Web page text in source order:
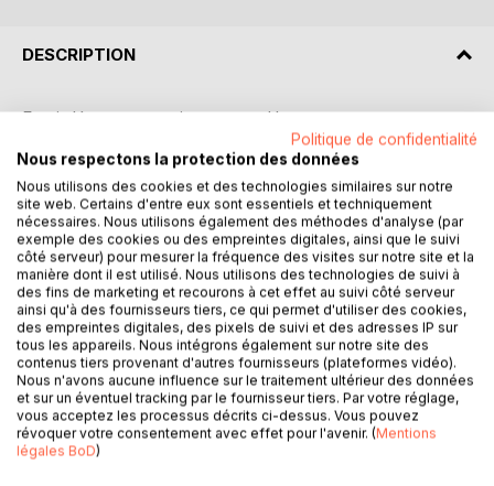
DESCRIPTION
Esprit-léger est tout jeune quand la guerre ravage son
village. Élevé par son grand-père, ils s'en vont tous deux
vivre dans la montagne. Mais le vieil homme est âgé et
Esprit-léger se retrouve rapidement seul au monde. Mais
est-on vraiment jamais seul au monde ?... Rempli par la
tristesse, mais aussi d'énergie et de curiosité, notre jeune
héros va vouloir rejoindre son grand-père, aller vers le ciel
au-dessus de la montagne pour retrouver l'âme du vieil
homme. S'il n'y parvient pas, il comprend cependant qu'il
peut rappeler cet être aimé près de lui, dans son cœur et
son âme. C'est là les prémices d'une grande aventure qui
le guidera à travers le monde et qui dessinera sa vie.
Proche de la nature, capable de comprendre et de parler
avec les animaux, Esprit-léger va rencontrer les hommes
et les bêtes, apprendre de tous, vouloir aider les êtres qui
croiseront sa vie et chercher à désamorcer la violence et la
Politique de confidentialité
Nous respectons la protection des données
Nous utilisons des cookies et des technologies similaires sur notre
site web. Certains d'entre eux sont essentiels et techniquement
nécessaires. Nous utilisons également des méthodes d'analyse (par
exemple des cookies ou des empreintes digitales, ainsi que le suivi
côté serveur) pour mesurer la fréquence des visites sur notre site et la
manière dont il est utilisé. Nous utilisons des technologies de suivi à
des fins de marketing et recourons à cet effet au suivi côté serveur
ainsi qu'à des fournisseurs tiers, ce qui permet d'utiliser des cookies,
des empreintes digitales, des pixels de suivi et des adresses IP sur
tous les appareils. Nous intégrons également sur notre site des
contenus tiers provenant d'autres fournisseurs (plateformes vidéo).
Nous n'avons aucune influence sur le traitement ultérieur des données
et sur un éventuel tracking par le fournisseur tiers. Par votre réglage,
vous acceptez les processus décrits ci-dessus. Vous pouvez
révoquer votre consentement avec effet pour l'avenir. (Mentions
légales BoD)